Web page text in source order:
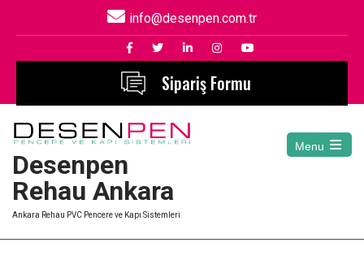
info@desenpen.com.tr
Sipariş Formu
Desenpen
Rehau Ankara
Ankara Rehau PVC Pencere ve Kapı Sistemleri
Menu
Open